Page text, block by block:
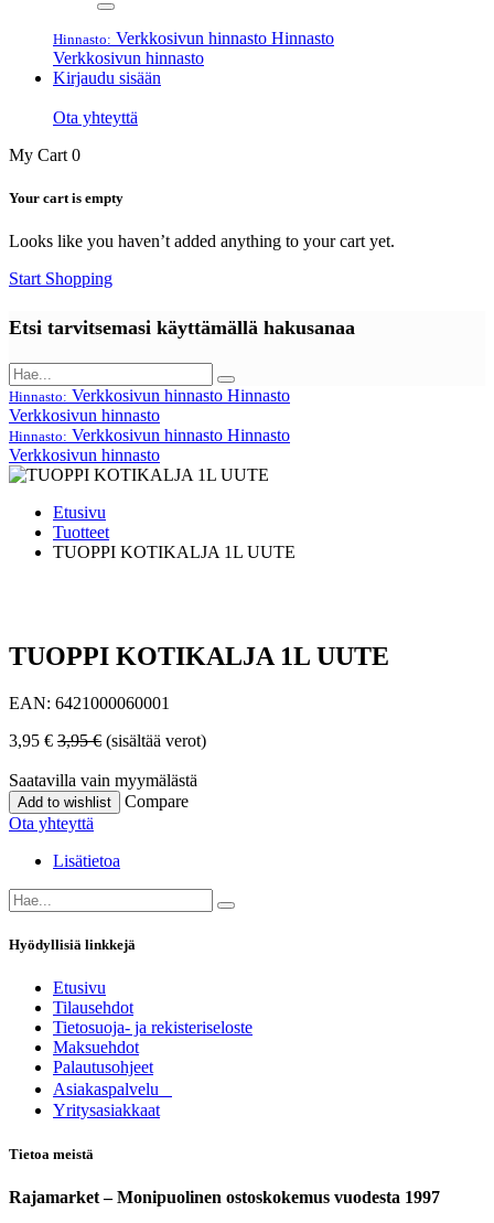
Hinnasto: Verkkosivun hinnasto Hinnasto
Verkkosivun hinnasto
Kirjaudu sisään
Ota yhteyttä
My Cart 0
Your cart is empty
Looks like you haven’t added anything to your cart yet.
Start Shopping
Etsi tarvitsemasi käyttämällä hakusanaa
Hinnasto: Verkkosivun hinnasto Hinnasto
Verkkosivun hinnasto
Hinnasto: Verkkosivun hinnasto Hinnasto
Verkkosivun hinnasto
Etusivu
Tuotteet
TUOPPI KOTIKALJA 1L UUTE
TUOPPI KOTIKALJA 1L UUTE
EAN: 6421000060001
3,95 € 3,95€ (sisältää verot)
Saatavilla vain myymälästä
Add to wishlist
Compare
Ota yhteyttä
Lisätietoa
Hyödyllisiä linkkejä
Etusivu
Tilausehdot
Tietosuoja- ja rekisteriseloste
Maksuehdot
Palautusohjeet
Asia​k​aspalvelu
​Yritysasiakkaat
Tietoa meistä
Rajamarket – Monipuolinen ostoskokemus vuodesta 1997